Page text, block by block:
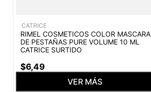
CATRICE
RIMEL COSMETICOS COLOR MASCARA
DE PESTAÑAS PURE VOLUME 10 ML
CATRICE SURTIDO
$6,49
VER MÁS